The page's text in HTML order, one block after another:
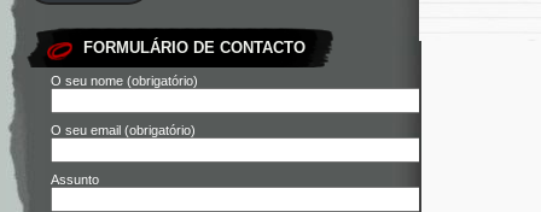
FORMULÁRIO DE CONTACTO
O seu nome (obrigatório)
O seu email (obrigatório)
Assunto